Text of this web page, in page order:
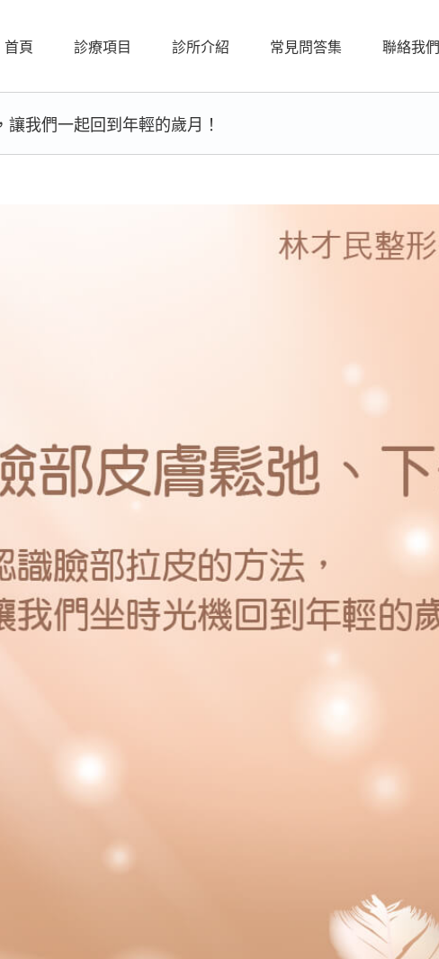
首頁 診療項目 診所介紹 常見問答集 聯絡我們
我們一起回到年輕的歲月！